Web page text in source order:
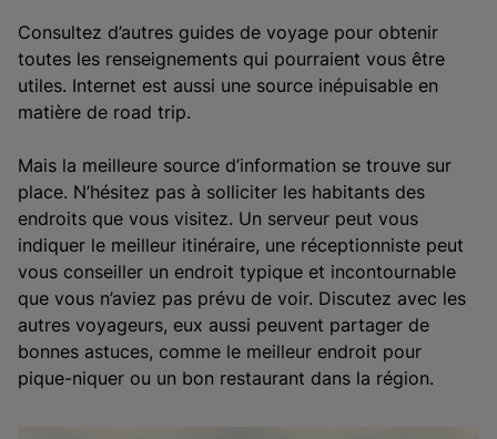
Consultez d’autres guides de voyage pour obtenir
toutes les renseignements qui pourraient vous être
utiles. Internet est aussi une source inépuisable en
matière de road trip.
Mais la meilleure source d’information se trouve sur
place. N’hésitez pas à solliciter les habitants des
endroits que vous visitez. Un serveur peut vous
indiquer le meilleur itinéraire, une réceptionniste peut
vous conseiller un endroit typique et incontournable
que vous n’aviez pas prévu de voir. Discutez avec les
autres voyageurs, eux aussi peuvent partager de
bonnes astuces, comme le meilleur endroit pour
pique-niquer ou un bon restaurant dans la région.